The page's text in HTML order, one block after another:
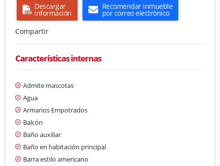
Descargar
información
Recomendar inmueble
por correo electrónico
Compartir
Características internas
Admite mascotas
Agua
Armarios Empotrados
Balcón
Baño auxiliar
Baño en habitación principal
Barra estilo americano